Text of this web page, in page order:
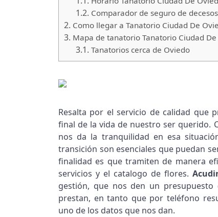
1.2. Comparador de seguro de
2. Como llegar a Tanatorio Ciudad De
3. Mapa de tanatorio Tanatorio Ciudad
3.1. Tanatorios cerca de Oviedo
Resalta por el servicio de calidad que
final de la vida de nuestro ser querido.
nos da la tranquilidad en esa
transición son esenciales que puedan
finalidad es que tramiten de manera
servicios y el catalogo de flores.
gestión, que nos den un
prestan, en tanto que por teléfono
uno de los datos que nos dan.